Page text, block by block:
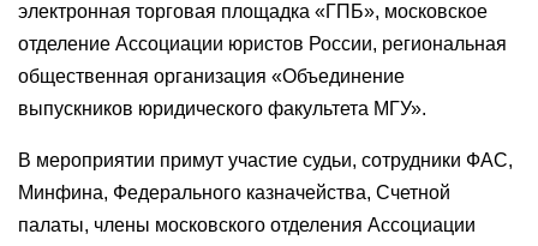
электронная торговая площадка «ГПБ», московское
отделение Ассоциации юристов России, региональная
общественная организация «Объединение
выпускников юридического факультета МГУ».
В мероприятии примут участие судьи, сотрудники ФАС,
Минфина, Федерального казначейства, Счетной
палаты, члены московского отделения Ассоциации